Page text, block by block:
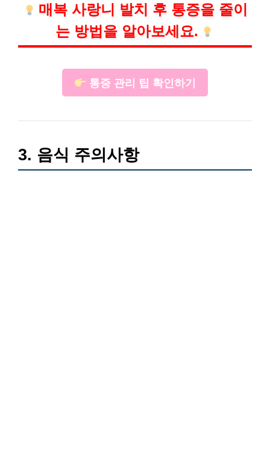
매복 사랑니 발치 후 통증을 줄이
는 방법을 알아보세요.
통증 관리 팁 확인하기
3. 음식 주의사항